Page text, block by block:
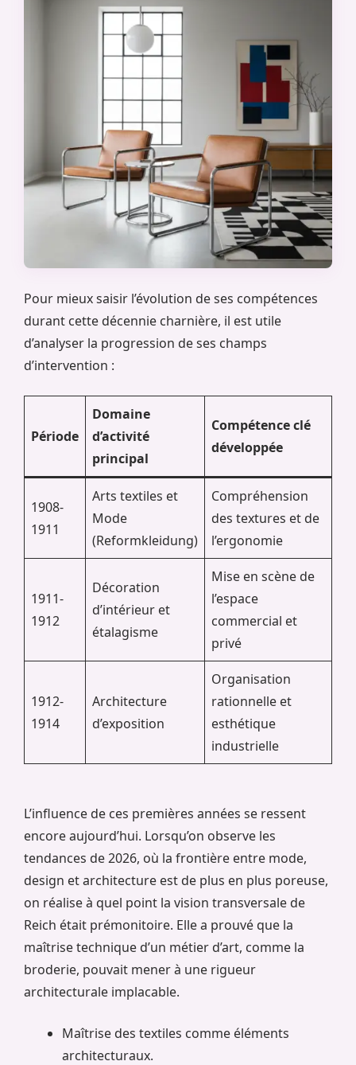
Pour mieux saisir l’évolution de ses compétences
durant cette décennie charnière, il est utile
d’analyser la progression de ses champs
d’intervention :
Période
Domaine
d’activité
principal
Compétence clé
développée
1908-
1911
Arts textiles et
Mode
(Reformkleidung)
Compréhension
des textures et de
l’ergonomie
1911-
1912
Décoration
d’intérieur et
étalagisme
Mise en scène de
l’espace
commercial et
privé
1912-
1914
Architecture
d’exposition
Organisation
rationnelle et
esthétique
industrielle
L’influence de ces premières années se ressent
encore aujourd’hui. Lorsqu’on observe les
tendances de 2026, où la frontière entre mode,
design et architecture est de plus en plus poreuse,
on réalise à quel point la vision transversale de
Reich était prémonitoire. Elle a prouvé que la
maîtrise technique d’un métier d’art, comme la
broderie, pouvait mener à une rigueur
architecturale implacable.
Maîtrise des textiles comme éléments
architecturaux.